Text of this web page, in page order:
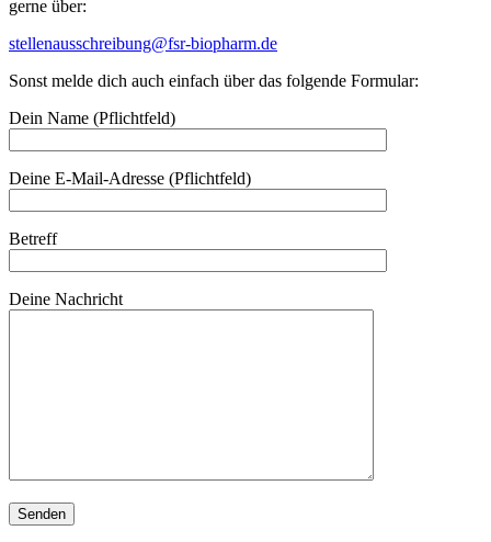
gerne über:
stellenausschreibung@fsr-biopharm.de
Sonst melde dich auch einfach über das folgende Formular:
Dein Name (Pflichtfeld)
Deine E-Mail-Adresse (Pflichtfeld)
Betreff
Deine Nachricht